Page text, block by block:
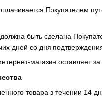
Покупателем
быть сделана
дней со дня подтверждения
магазин оставляет за
товара в течении 14